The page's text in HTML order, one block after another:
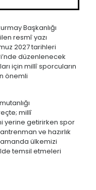
Başkanlığı
resmî yazı
2027 tarihleri
düzenlenecek
için millî sporcuların
önemli
millî
yerine getirirken spor
ve hazırlık
ülkemizi
temsil etmeleri